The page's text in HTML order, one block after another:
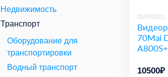
Недвижимость
Транспорт
Оборудование для
транспортировки
Водный транспорт
01/07/2021
70Mai
10500₽